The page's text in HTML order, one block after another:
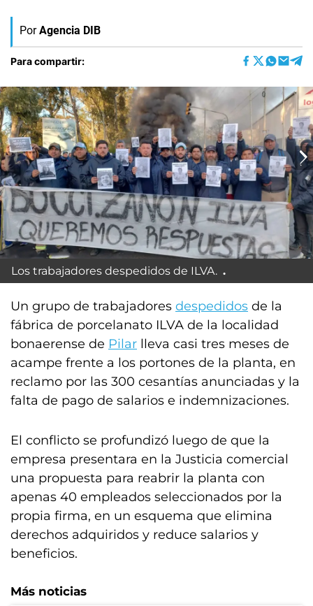
Por Agencia DIB
Para compartir:
Los trabajadores despedidos de ILVA.
Un grupo de trabajadores despedidos de la
fábrica de porcelanato ILVA de la localidad
bonaerense de Pilar lleva casi tres meses de
acampe frente a los portones de la planta, en
reclamo por las 300 cesantías anunciadas y la
falta de pago de salarios e indemnizaciones.
El conflicto se profundizó luego de que la
empresa presentara en la Justicia comercial
una propuesta para reabrir la planta con
apenas 40 empleados seleccionados por la
propia firma, en un esquema que elimina
derechos adquiridos y reduce salarios y
beneficios.
Más noticias